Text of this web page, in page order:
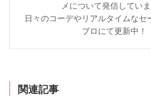
メについて発信してい
日々のコーデやリアルタイムなセ
ブロにて更新中！
関連記事